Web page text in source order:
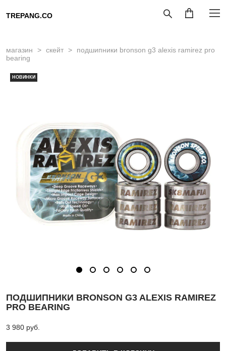
TREPANG.CO
магазин > скейт >
подшипники bronson g3 alexis ramirez pro
bearing
НОВИНКИ
ПОДШИПНИКИ BRONSON G3 ALEXIS RAMIREZ
PRO BEARING
3 980 pуб.